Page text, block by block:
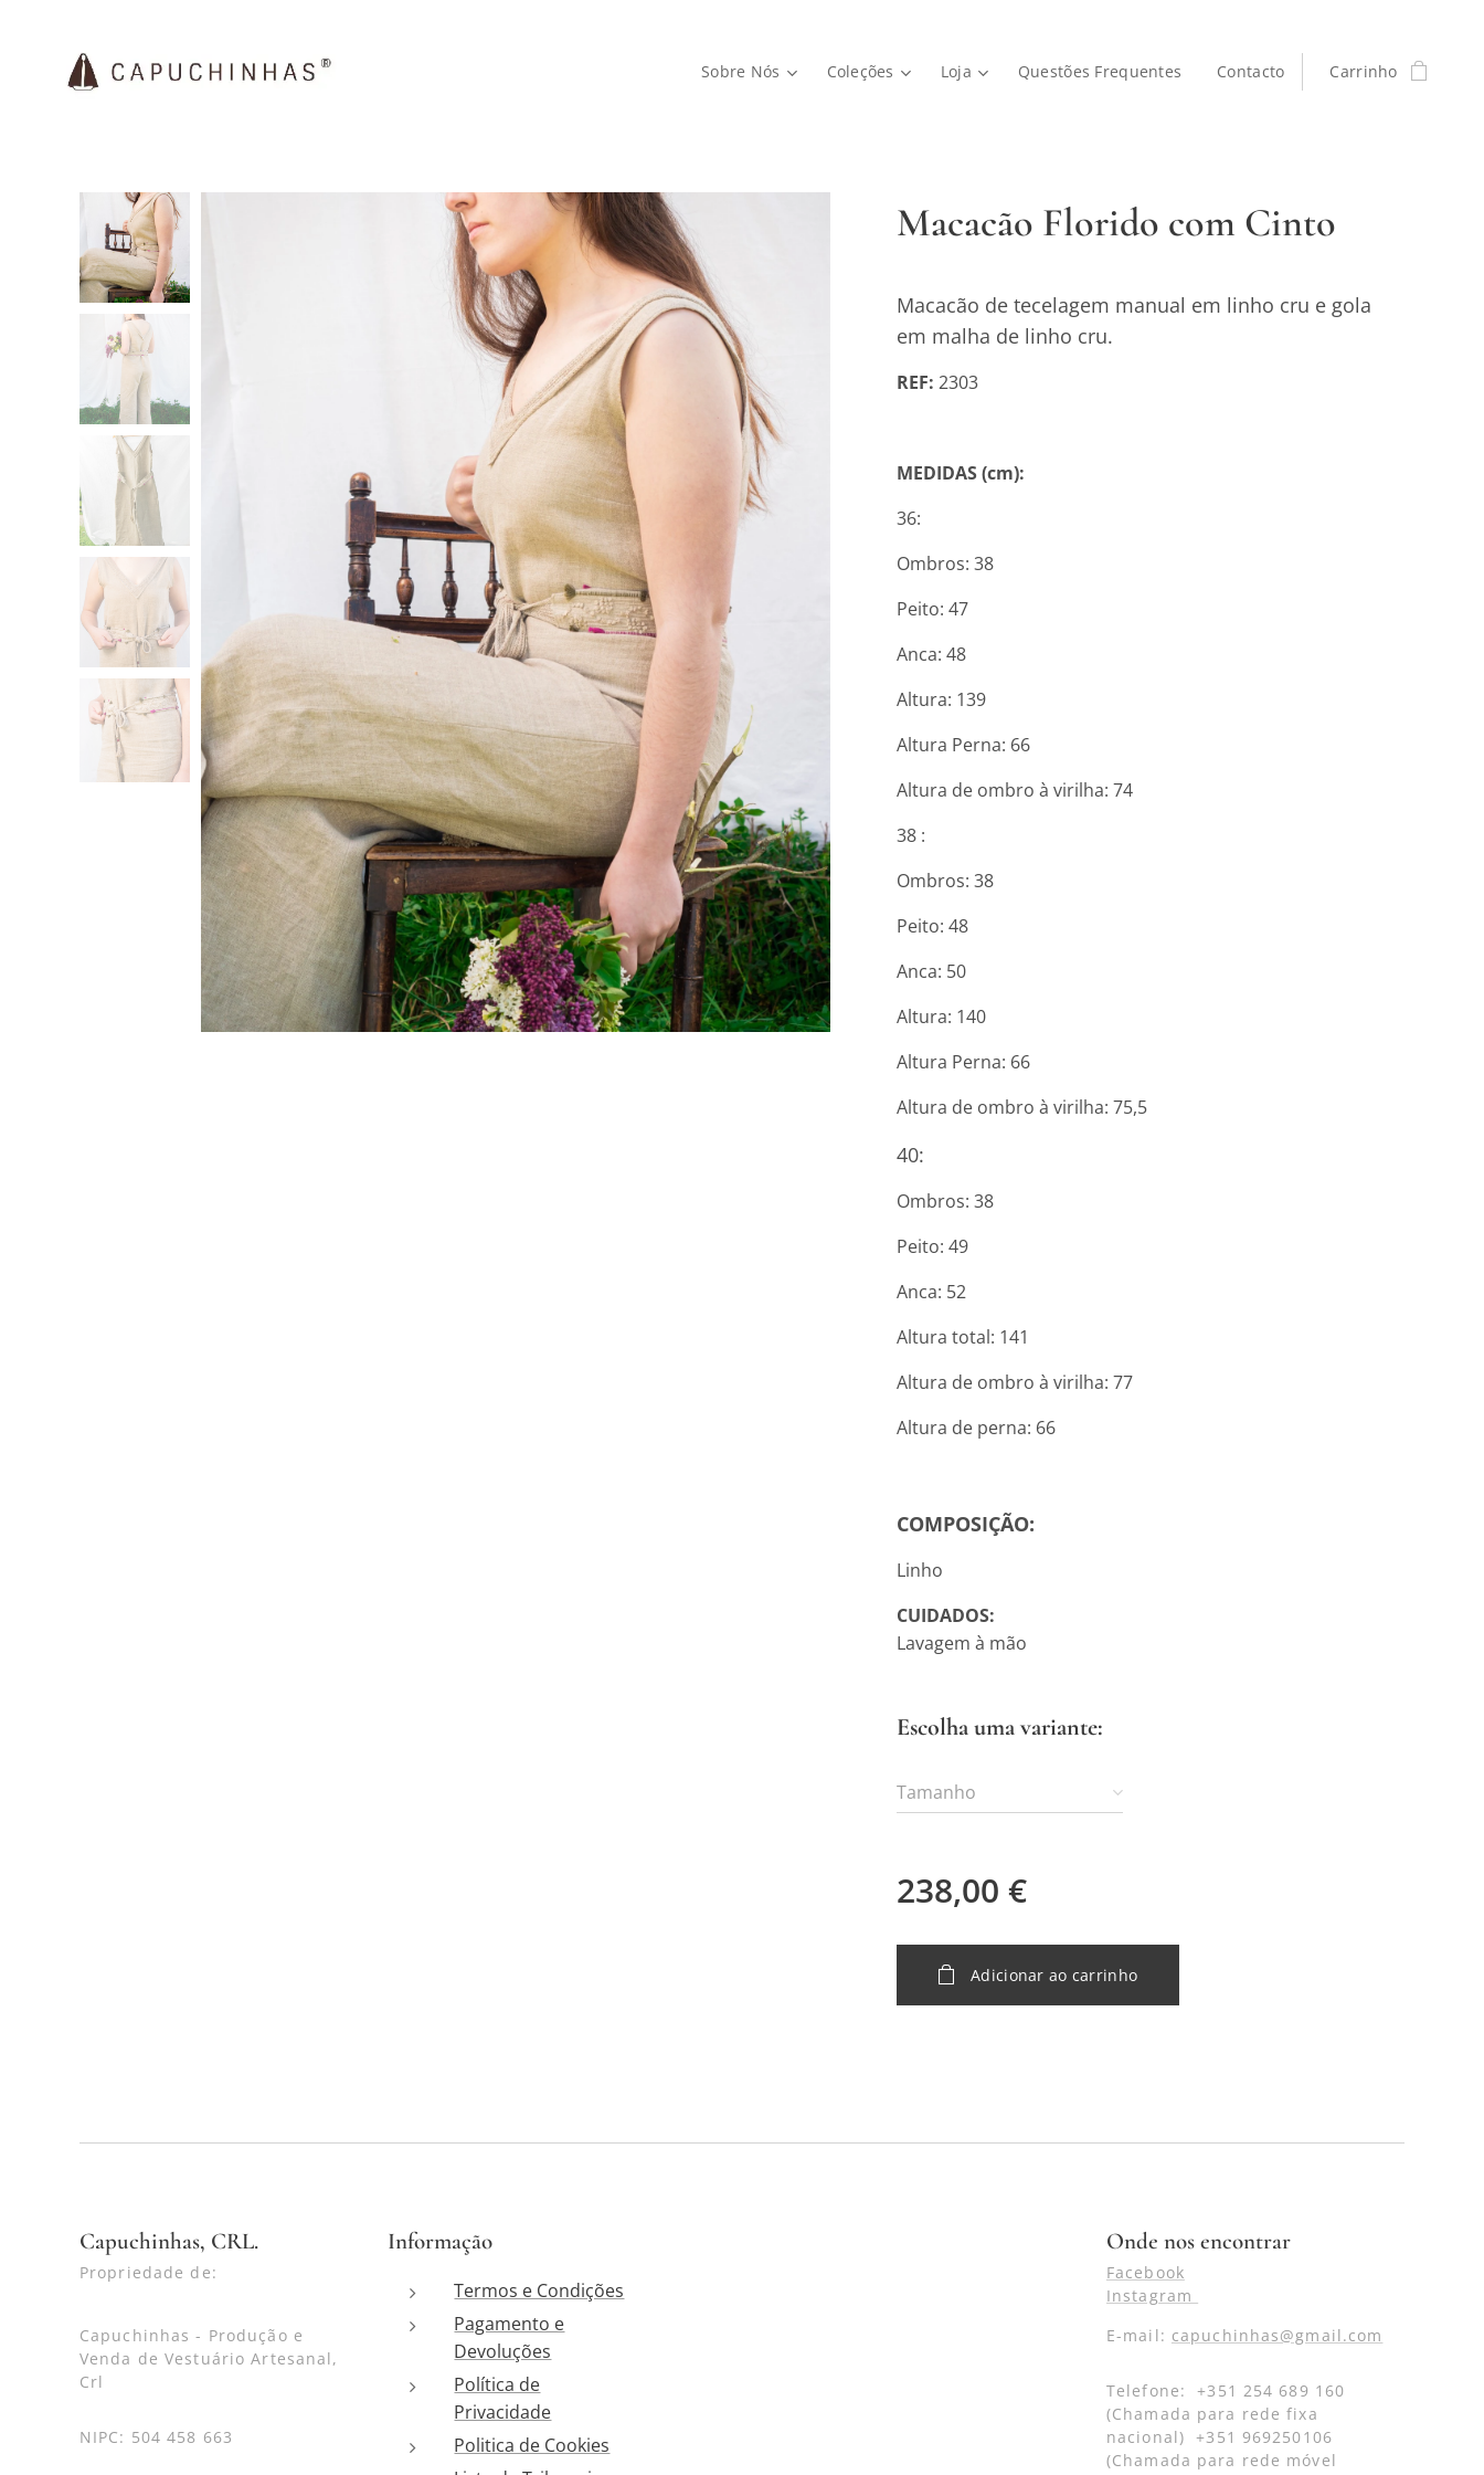
Sobre Nós Coleções Loja Questões Frequentes Contacto Carrinho
Macacão Florido com Cinto
Macacão de tecelagem manual em linho cru e gola
em malha de linho cru.
REF: 2303
MEDIDAS (cm):
36:
Ombros: 38
Peito: 47
Anca: 48
Altura: 139
Altura Perna: 66
Altura de ombro à virilha: 74
38 :
Ombros: 38
Peito: 48
Anca: 50
Altura: 140
Altura Perna: 66
Altura de ombro à virilha: 75,5
40:
Ombros: 38
Peito: 49
Anca: 52
Altura total: 141
Altura de ombro à virilha: 77
Altura de perna: 66
COMPOSIÇÃO:
Linho
CUIDADOS:
Lavagem à mão
Escolha uma variante:
Tamanho
238,00 €
Adicionar ao carrinho
Capuchinhas, CRL.
Propriedade de:
Capuchinhas - Produção e
Venda de Vestuário Artesanal,
Crl
NIPC: 504 458 663
Informação
Termos e Condições
Pagamento e
Devoluções
Política de
Privacidade
Politica de Cookies
Onde nos encontrar
Facebook
Instagram
E-mail: capuchinhas@gmail.com
Telefone: +351 254 689 160
(Chamada para rede fixa
nacional) +351 969250106
(Chamada para rede móvel